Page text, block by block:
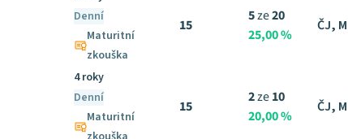
Denní
Maturitní
zkouška
15
5ze20
25,00 %
ČJ, M
4 roky
Denní
Maturitní
15
2ze10
20,00 %
ČJ, M